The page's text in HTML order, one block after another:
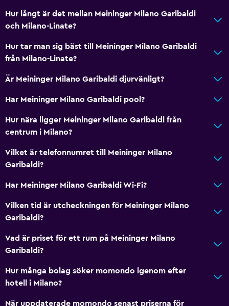
Hur långt är det mellan Meininger Milano Garibaldi
och Milano-Linate?
Hur tar man sig bäst till Meininger Milano Garibaldi
från Milano-Linate?
Är Meininger Milano Garibaldi djurvänligt?
Har Meininger Milano Garibaldi pool?
Hur nära ligger Meininger Milano Garibaldi från
centrum i Milano?
Vilket är telefonnumret till Meininger Milano
Garibaldi?
Har Meininger Milano Garibaldi Wi-Fi?
Vilken tid är utcheckningen för Meininger Milano
Garibaldi?
Vad är priset för ett rum på Meininger Milano
Garibaldi?
Hur många bolag söker momondo igenom efter
hotell i Milano?
När uppdaterade momondo senast priserna för